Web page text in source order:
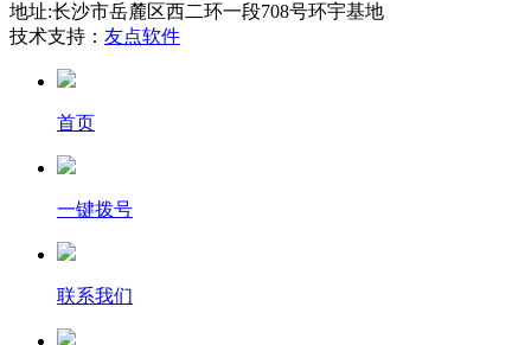
地址:长沙市岳麓区西二环一段708号环宇基地
技术支持： 友点软件
首页
一键拨号
联系我们